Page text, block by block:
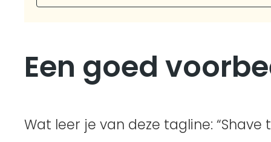
Een goed
Wat leer je van deze tagline: “Shave